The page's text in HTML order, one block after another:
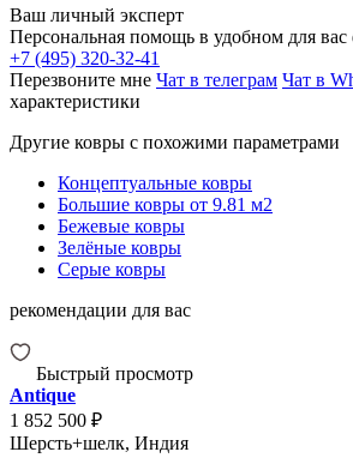
Ваш личный эксперт
Персональная помощь в удобном для вас
+7 (495) 320-32-41
Перезвоните мне Чат в телеграм Чат в
характеристики
Другие ковры с похожими параметрами
Концептуальные ковры
Большие ковры от 9.81 м2
Бежевые ковры
Зелёные ковры
Серые ковры
рекомендации для вас
Быстрый просмотр
Antique
1 852 500 ₽
Шерсть+шелк, Индия